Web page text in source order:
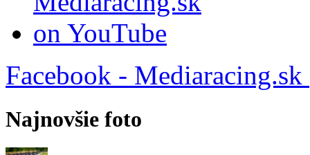
Facebook - Mediaracing.sk
Najnovšie foto